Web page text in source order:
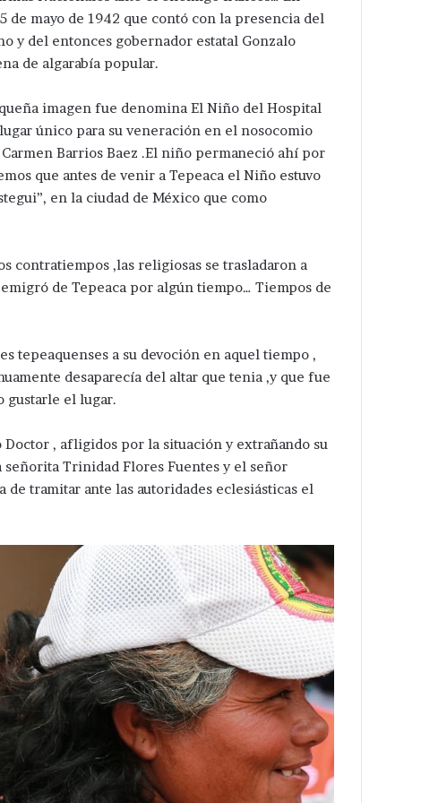
de mayo de 1942 que contó con la presencia del
y del entonces gobernador estatal Gonzalo
de algarabía popular.
imagen fue denomina El Niño del Hospital
único para su veneración en el nosocomio
Barrios Baez .El niño permaneció ahí por
que antes de venir a Tepeaca el Niño estuvo
en la ciudad de México que como
contratiempos ,las religiosas se trasladaron a
de Tepeaca por algún tiempo… Tiempos de
tepeaquenses a su devoción en aquel tiempo ,
desaparecía del altar que tenia ,y que fue
gustarle el lugar.
Doctor , afligidos por la situación y extrañando su
Trinidad Flores Fuentes y el señor
tramitar ante las autoridades eclesiásticas el